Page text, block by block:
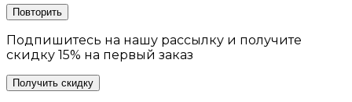
Повторить
Подпишитесь на нашу рассылку и получите
скидку 15% на первый заказ
Получить скидку